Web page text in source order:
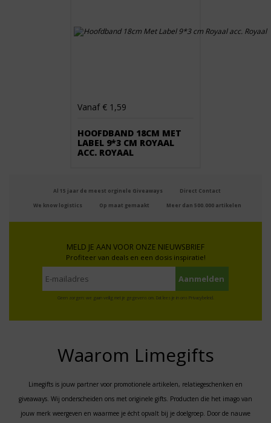
Vanaf € 1,59
HOOFDBAND 18CM MET
LABEL 9*3 CM ROYAAL
ACC. ROYAAL
Al 15 jaar de meest orginele Giveaways Direct Contact
We know logistics Op maat gemaakt Meer dan 500.000 artikelen
MELD JE AAN VOOR ONZE NIEUWSBRIEF
Profiteer van deals en een dosis inspiratie!
Geen zorgen: we gaan veilig met je gegevens om. Dat lees je in ons Privacybeleid.
Waarom Limegifts
Limegifts is jouw partner voor promotionele artikelen, relatiegeschenken en
giveaways. Wij onderscheiden ons met originele gifts. Producten die het imago van
jouw merk weergeven en waarmee je écht opvalt bij je doelgroep. Door de nauwe